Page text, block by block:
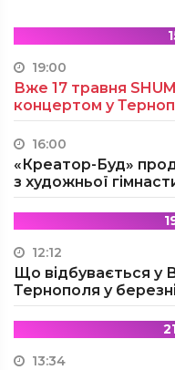
19:00
Вже 17 травня
концертом у
16:00
«Креатор-Буд»
з художньої
12:12
Що відбувається у
Тернополя у
13:34